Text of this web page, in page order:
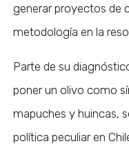
generar proyectos de
metodología en la
Parte de su
poner un olivo como
mapuches y huincas,
política peculiar en